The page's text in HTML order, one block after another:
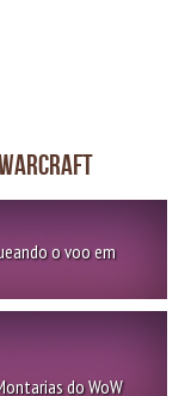
Warcraft
o voo em
do WoW